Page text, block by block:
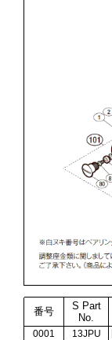
番号
S Part
No.
0001 13JPU